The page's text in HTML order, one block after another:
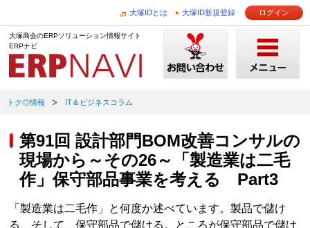
大塚IDとは 大塚ID新規登録 ログイン
大塚商会のERPソリューション情報サイト
ERPナビ
トク◎情報 IT＆ビジネスコラム
第91回 設計部門BOM改善コンサルの
現場から～その26～「製造業は二毛
作」保守部品事業を考える Part3
「製造業は二毛作」と何度か述べています。製品で儲け
る、そして、保守部品で儲ける。ところが保守部品で儲け